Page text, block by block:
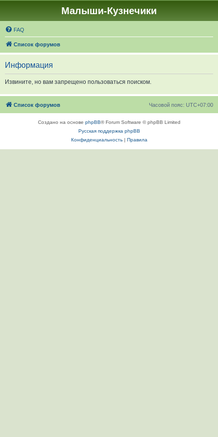
Малыши-Кузнечики
FAQ
Список форумов
Информация
Извините, но вам запрещено пользоваться поиском.
Список форумов Часовой пояс: UTC+07:00
Создано на основе phpBB® Forum Software © phpBB Limited
Русская поддержка phpBB
Конфиденциальность| Правила